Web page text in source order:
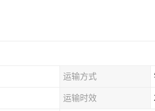
运输方式
运输时效